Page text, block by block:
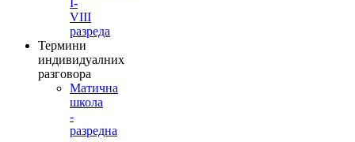
VIII
разреда
Термини
индивидуалних
разговора
Матична
школа
-
разредна